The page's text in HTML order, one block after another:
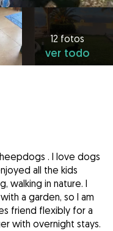
12 fotos
ver todo
. I love dogs
all the kids
walking in nature. I
a garden, so I am
friend flexibly for a
with overnight stays.